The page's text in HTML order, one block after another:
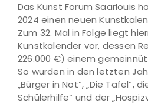
Das Kunst Forum Saarlouis
2024 einen neuen
Zum 32. Mal in Folge liegt
Kunstkalender vor, dessen
226.000 €) einem
So wurden in den letzten
„Bürger in Not“, „Die Tafel“,
Schülerhilfe“ und der